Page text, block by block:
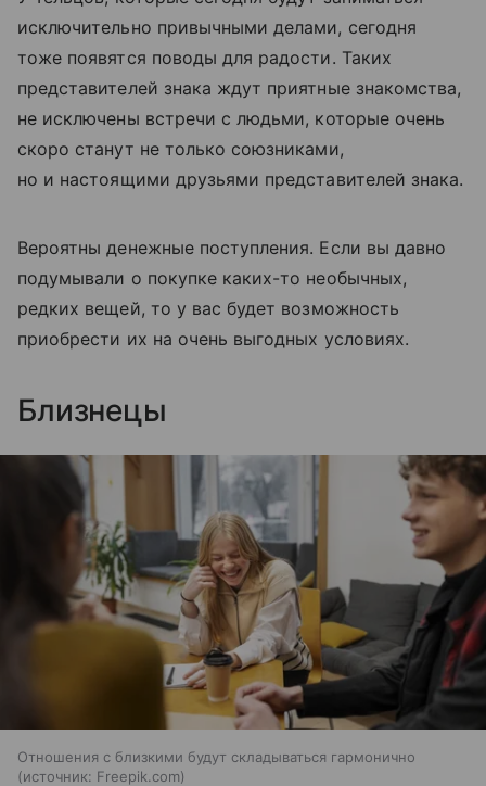
исключительно привычными делами, сегодня
тоже появятся поводы для радости. Таких
представителей знака ждут приятные знакомства,
не исключены встречи с людьми, которые очень
скоро станут не только союзниками,
но и настоящими друзьями представителей знака.
Вероятны денежные поступления. Если вы давно
подумывали о покупке каких-то необычных,
редких вещей, то у вас будет возможность
приобрести их на очень выгодных условиях.
Близнецы
Отношения с близкими будут складываться гармонично
источник: Freepik.com